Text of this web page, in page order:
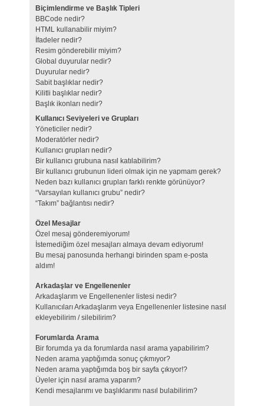
Biçimlendirme ve Başlık Tipleri
BBCode nedir?
HTML kullanabilir miyim?
İfadeler nedir?
Resim gönderebilir miyim?
Global duyurular nedir?
Duyurular nedir?
Sabit başlıklar nedir?
Kilitli başlıklar nedir?
Başlık ikonları nedir?
Kullanıcı Seviyeleri ve Grupları
Yöneticiler nedir?
Moderatörler nedir?
Kullanıcı grupları nedir?
Bir kullanıcı grubuna nasıl katılabilirim?
Bir kullanıcı grubunun lideri olmak için ne yapmam gerek?
Neden bazı kullanıcı grupları farklı renkte görünüyor?
“Varsayılan kullanıcı grubu” nedir?
“Takım” bağlantısı nedir?
Özel Mesajlar
Özel mesaj gönderemiyorum!
İstemediğim özel mesajları almaya devam ediyorum!
Bu mesaj panosunda herhangi birinden spam e-posta
aldım!
Arkadaşlar ve Engellenenler
Arkadaşlarım ve Engellenenler listesi nedir?
Kullanıcıları Arkadaşlarım veya Engellenenler listesine nasıl
ekleyebilirim / silebilirim?
Forumlarda Arama
Bir forumda ya da forumlarda nasıl arama yapabilirim?
Neden arama yaptığımda sonuç çıkmıyor?
Neden arama yaptığımda boş bir sayfa çıkıyor!?
Üyeler için nasıl arama yaparım?
Kendi mesajlarımı ve başlıklarımı nasıl bulabilirim?